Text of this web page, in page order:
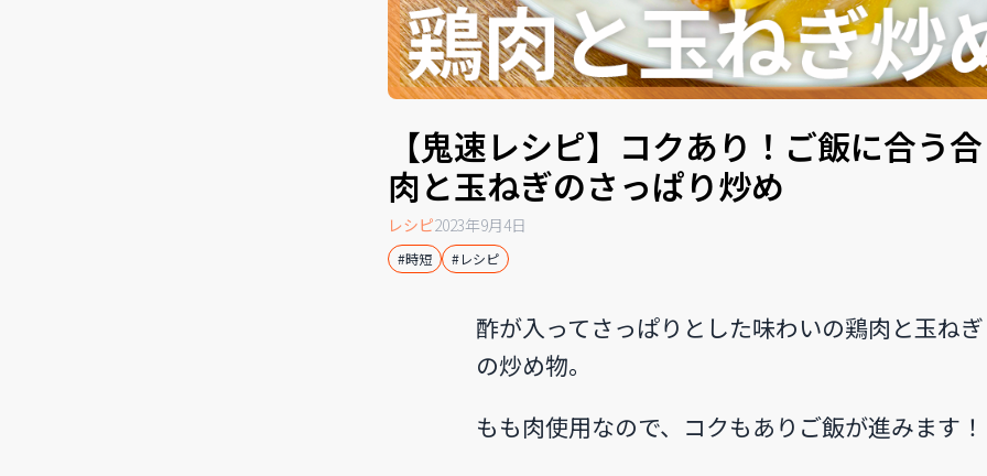
【鬼速レシピ】コクあり！ご飯に合う
肉と玉ねぎのさっぱり炒め
レシピ2023年9月4日
#時短 #レシピ
酢が入ってさっぱりとした味わいの鶏肉と玉ねぎ
の炒め物。
もも肉使用なので、コクもありご飯が進みます！